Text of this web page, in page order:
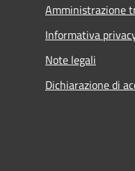
Amministrazione
Informativa
Note legali
Dichiarazione di